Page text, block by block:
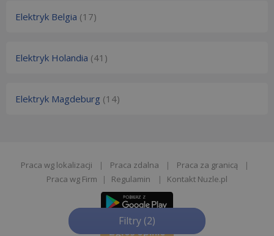
Filtry (2)
Elektryk Belgia (17)
Elektryk Holandia (41)
Elektryk Magdeburg (14)
Praca wg lokalizacji | Praca zdalna | Praca za granicą
|
Praca wg Firm
| Regulamin | Kontakt Nuzle.pl
Zgłoś opinie